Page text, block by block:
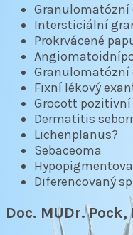
Intersticiální
Prokrvácené
Fixní lékový
Grocott
Dermatitis
Lichenplanus?
Sebaceoma
Diferencovaný
Doc. MUDr. Pock,